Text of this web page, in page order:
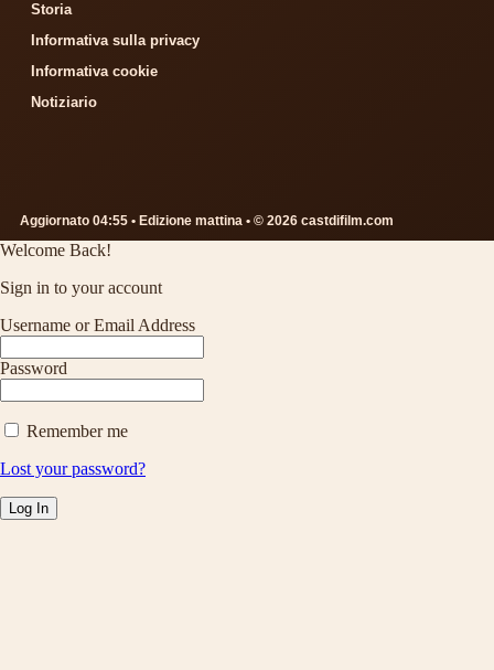
Storia
Informativa sulla privacy
Informativa cookie
Notiziario
Aggiornato 04:55 • Edizione mattina • © 2026 castdifilm.com
Welcome Back!
Sign in to your account
Username or Email Address
Password
Remember me
Lost your password?